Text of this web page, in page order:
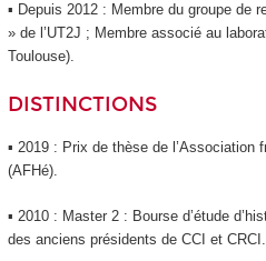
▪ Depuis 2012 : Membre du groupe de
» de l’UT2J ; Membre associé au
Toulouse).
DISTINCTIONS
▪ 2019 : Prix de thèse de l’Association
(AFHé).
▪ 2010 : Master 2 : Bourse d’étude
des anciens présidents de CCI et CRCI.